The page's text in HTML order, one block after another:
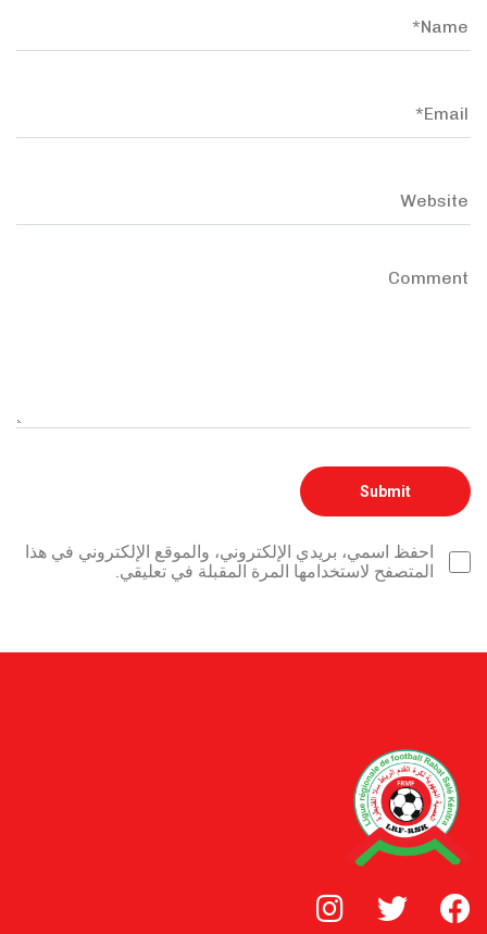
احفظ اسمي، بريدي الإلكتروني، والموقع الإلكتروني في هذا
المتصفح لاستخدامها المرة المقبلة في تعليقي.